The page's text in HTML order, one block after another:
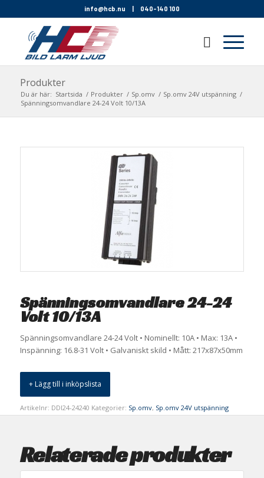
info@hcb.nu | 040-140 100
Produkter
Du är här: Startsida / Produkter / Sp.omv / Sp.omv 24V utspänning /
Spänningsomvandlare 24-24 Volt 10/13A
Spänningsomvandlare 24-24
Volt 10/13A
Spänningsomvandlare 24-24 Volt • Nominellt: 10A • Max: 13A •
Inspänning: 16.8-31 Volt • Galvaniskt skild • Mått: 217x87x50mm
+ Lägg till i inköpslista
Artikelnr: DDI24-24240 Kategorier: Sp.omv, Sp.omv 24V utspänning
Relaterade produkter